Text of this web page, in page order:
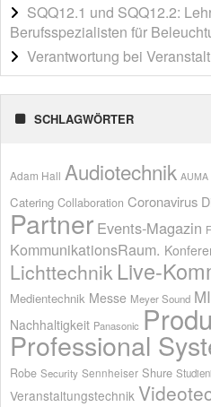
SQQ12.1 und SQQ12.2:
Berufsspezialisten für
Verantwortung bei
SCHLAGWÖRTER
Adam Hall Audiotechnik AUMA
Catering Collaboration Coronavirus
Partner Events-Magazin
KommunikationsRaum.
Lichttechnik Live-
Medientechnik Messe Meyer Sound
Nachhaltigkeit Panasonic
Professional
Robe Security Sennheiser Shure
Veranstaltungstechnik